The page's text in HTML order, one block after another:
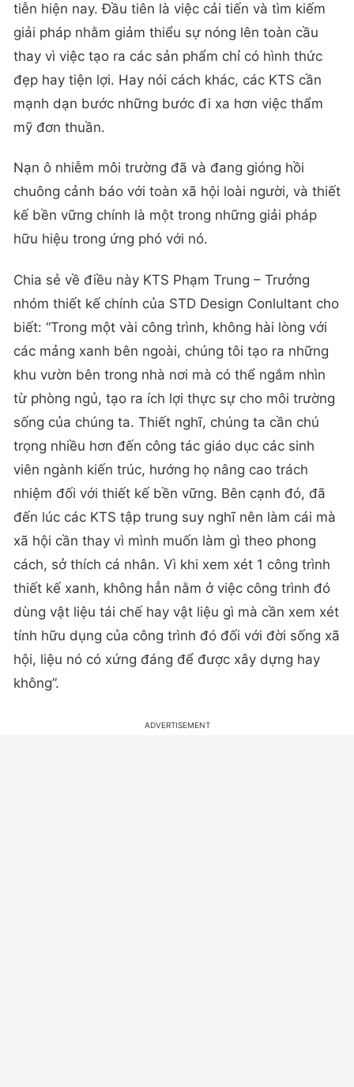
tiễn hiện nay. Đầu tiên là việc cải tiến và tìm kiếm
giải pháp nhằm giảm thiểu sự nóng lên toàn cầu
thay vì việc tạo ra các sản phẩm chỉ có hình thức
đẹp hay tiện lợi. Hay nói cách khác, các KTS cần
mạnh dạn bước những bước đi xa hơn việc thẩm
mỹ đơn thuần.
Nạn ô nhiễm môi trường đã và đang gióng hồi
chuông cảnh báo với toàn xã hội loài người, và thiết
kế bền vững chính là một trong những giải pháp
hữu hiệu trong ứng phó với nó.
Chia sẻ về điều này KTS Phạm Trung – Trưởng
nhóm thiết kế chính của STD Design Conlultant cho
biết: “Trong một vài công trình, không hài lòng với
các mảng xanh bên ngoài, chúng tôi tạo ra những
khu vườn bên trong nhà nơi mà có thể ngắm nhìn
từ phòng ngủ, tạo ra ích lợi thực sự cho môi trường
sống của chúng ta. Thiết nghĩ, chúng ta cần chú
trọng nhiều hơn đến công tác giáo dục các sinh
viên ngành kiến trúc, hướng họ nâng cao trách
nhiệm đối với thiết kế bền vững. Bên cạnh đó, đã
đến lúc các KTS tập trung suy nghĩ nên làm cái mà
xã hội cần thay vì mình muốn làm gì theo phong
cách, sở thích cá nhân. Vì khi xem xét 1 công trình
thiết kế xanh, không hẳn nằm ở việc công trình đó
dùng vật liệu tái chế hay vật liệu gì mà cần xem xét
tính hữu dụng của công trình đó đối với đời sống xã
hội, liệu nó có xứng đáng để được xây dựng hay
không”.